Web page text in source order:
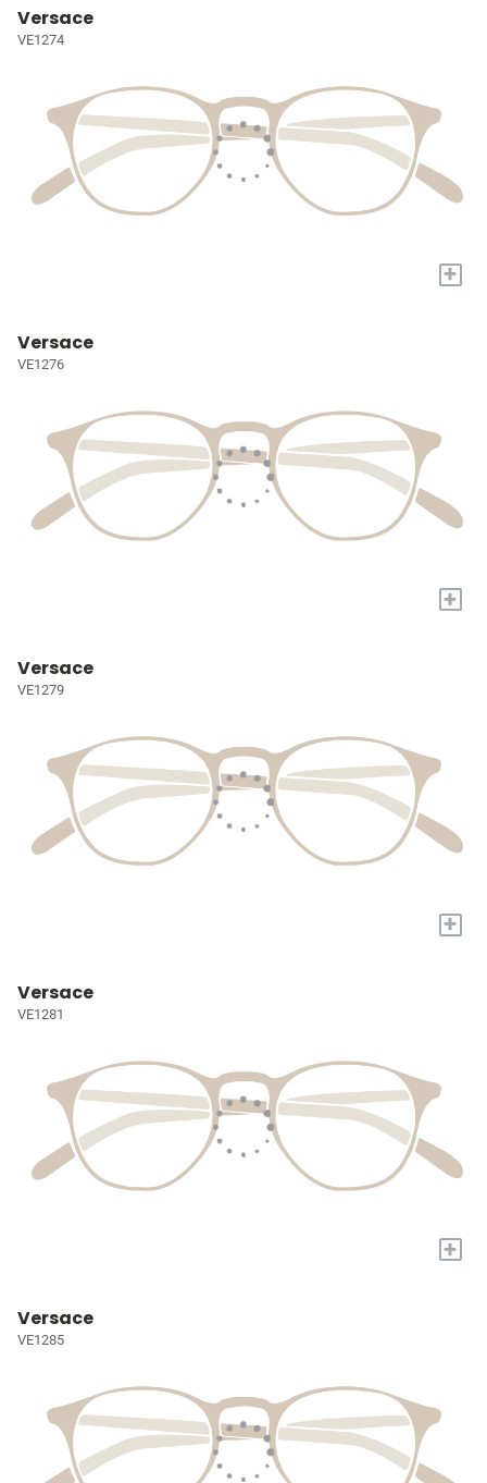
Versace
VE1274
+
Versace
VE1276
+
Versace
VE1279
+
Versace
VE1281
+
Versace
VE1285